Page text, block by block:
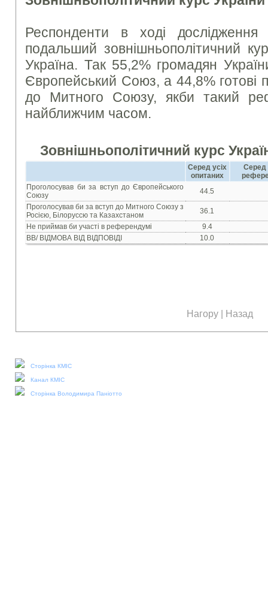
Респонденти в ході
подальший зовнішньополітичний
Україна. Так 55,2% громадян
Європейський Союз, а 44,8% готові
до Митного Союзу, якби такий
найближчим часом.
Зовнішньополітичний курс
Серед усіх
опитаних
Серед
Проголосував би за вступ до Європейського
Союзу
44.5
Проголосував би за вступ до Митного Союзу з
Росiєю, Бiлоруссю та Казахстаном
36.1
Не приймав би участi в референдумi
9.4
ВВ/ ВIДМОВА ВIД ВIДПОВIДI
10.0
Нагору | Назад
Сторінка КМІС
Канал КМІС
Сторінка Володимира Паніотто